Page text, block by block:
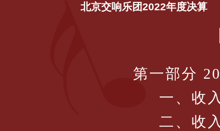
北京交响乐团2022年度决算
第一部分
一、收
二、收